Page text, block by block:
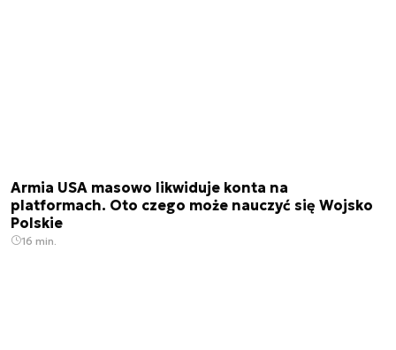
Armia USA masowo likwiduje konta na
platformach. Oto czego może nauczyć się Wojsko
Polskie
16 min.